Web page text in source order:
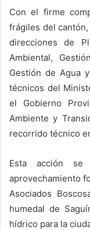
Con el firme
frágiles del
direcciones de
Ambiental,
Gestión de Agua
técnicos del
el Gobierno
Ambiente y
recorrido técnico
Esta acción
aprovechamiento
Asociados
humedal de
hídrico para la